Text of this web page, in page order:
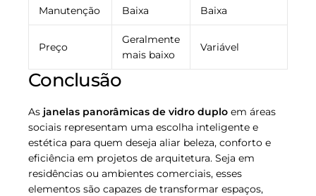
Manutenção Baixa Baixa
Preço
Geralmente
mais baixo
Variável
Conclusão
As janelas panorâmicas de vidro duplo em áreas
sociais representam uma escolha inteligente e
estética para quem deseja aliar beleza, conforto e
eficiência em projetos de arquitetura. Seja em
residências ou ambientes comerciais, esses
elementos são capazes de transformar espaços,